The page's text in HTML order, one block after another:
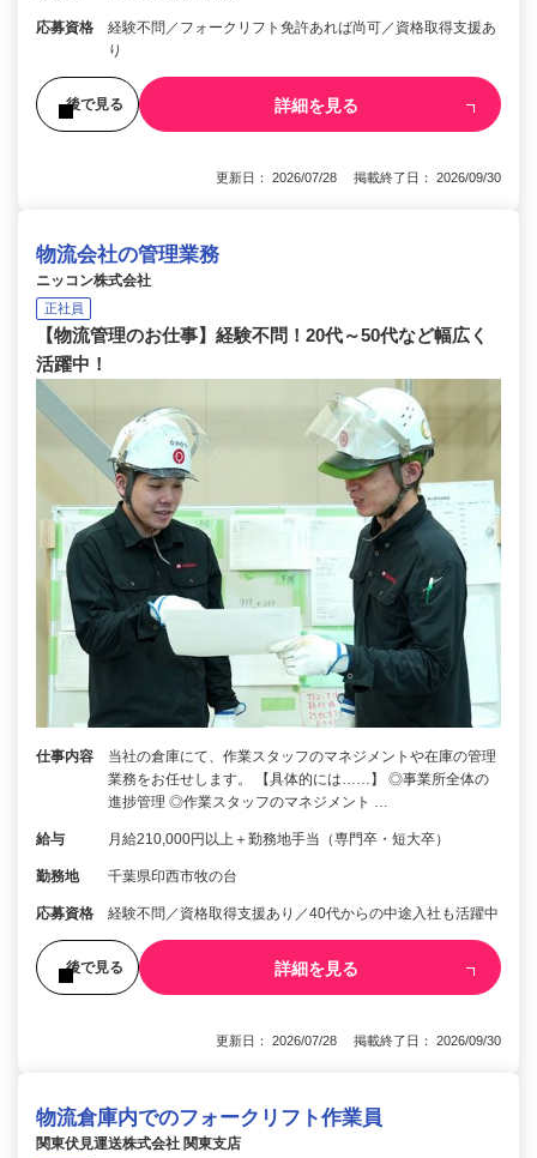
応募資格
経験不問／フォークリフト免許あれば尚可／資格取得支援あ
り
後で見る 詳細を見る
更新日： 2026/07/28 掲載終了日： 2026/09/30
物流会社の管理業務
ニッコン株式会社
正社員
【物流管理のお仕事】経験不問！20代～50代など幅広く
活躍中！
仕事内容
当社の倉庫にて、作業スタッフのマネジメントや在庫の管理
業務をお任せします。 【具体的には……】 ◎事業所全体の
進捗管理 ◎作業スタッフのマネジメント …
給与 月給210,000円以上＋勤務地手当（専門卒・短大卒）
勤務地 千葉県印西市牧の台
応募資格 経験不問／資格取得支援あり／40代からの中途入社も活躍中
後で見る 詳細を見る
更新日： 2026/07/28 掲載終了日： 2026/09/30
物流倉庫内でのフォークリフト作業員
関東伏見運送株式会社 関東支店